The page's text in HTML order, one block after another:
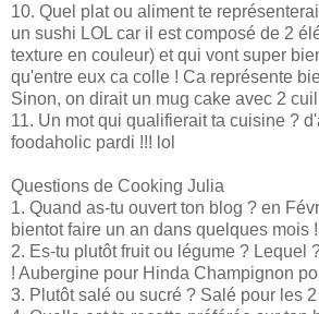
10. Quel plat ou aliment te
un sushi LOL car il est composé de 2
texture en couleur) et qui vont super
qu'entre eux ca colle ! Ca représente
Sinon, on dirait un mug cake avec 2
11. Un mot qui qualifierait ta cuisine ?
foodaholic pardi !!! lol
Questions de Cooking Julia
1. Quand as-tu ouvert ton blog ? en
bientot faire un an dans quelques mois !
2. Es-tu plutôt fruit ou légume ? Lequel
! Aubergine pour Hinda Champignon
3. Plutôt salé ou sucré ? Salé pour les 2